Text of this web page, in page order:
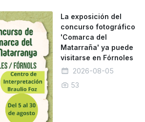
La exposición del
concurso fotográfico
'Comarca del
Matarraña' ya puede
visitarse en Fórnoles
2026-08-05
53